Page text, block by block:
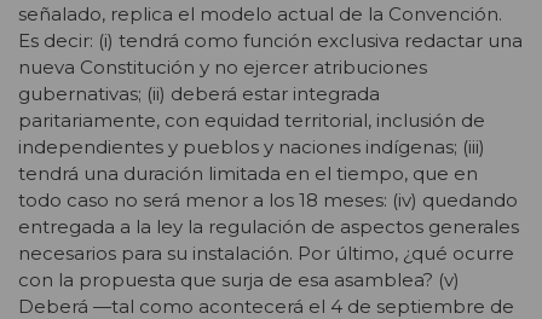
señalado, replica el modelo actual de la Convención.
Es decir: (i) tendrá como función exclusiva redactar una
nueva Constitución y no ejercer atribuciones
gubernativas; (ii) deberá estar integrada
paritariamente, con equidad territorial, inclusión de
independientes y pueblos y naciones indígenas; (iii)
tendrá una duración limitada en el tiempo, que en
todo caso no será menor a los 18 meses: (iv) quedando
entregada a la ley la regulación de aspectos generales
necesarios para su instalación. Por último, ¿qué ocurre
con la propuesta que surja de esa asamblea? (v)
Deberá —tal como acontecerá el 4 de septiembre de